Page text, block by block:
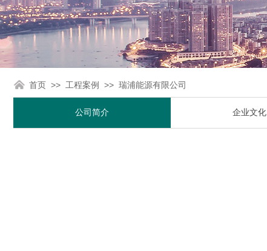
首页 >> 工程案例 >> 瑞浦能源有限公司
公司简介 企业文化